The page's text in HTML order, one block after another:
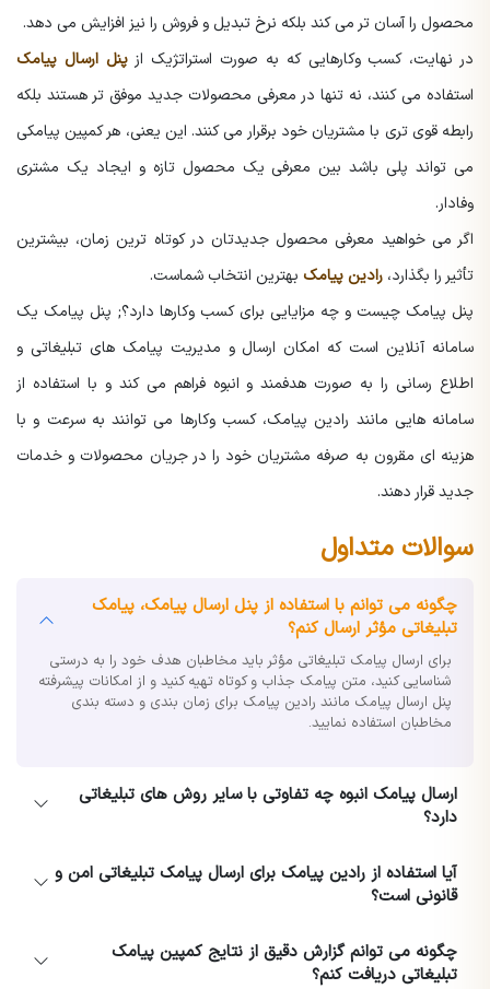
محصول را آسان تر می کند بلکه نرخ تبدیل و فروش را نیز افزایش می دهد.
در نهایت، کسب وکارهایی که به صورت استراتژیک ازپنل ارسال پیامک
استفاده می کنند، نه تنها در معرفی محصولات جدید موفق تر هستند بلکه
رابطه قوی تری با مشتریان خود برقرار می کنند. این یعنی، هر کمپین پیامکی
می تواند پلی باشد بین معرفی یک محصول تازه و ایجاد یک مشتری
وفادار.
اگر می خواهید معرفی محصول جدیدتان در کوتاه ترین زمان، بیشترین
تأثیر را بگذارد، رادین پیامک بهترین انتخاب شماست.
پنل پیامک چیست و چه مزایایی برای کسب وکارها دارد؟; پنل پیامک یک
سامانه آنلاین است که امکان ارسال و مدیریت پیامک های تبلیغاتی و
اطلاع رسانی را به صورت هدفمند و انبوه فراهم می کند و با استفاده از
سامانه هایی مانند رادین پیامک، کسب وکارها می توانند به سرعت و با
هزینه ای مقرون به صرفه مشتریان خود را در جریان محصولات و خدمات
جدید قرار دهند.
سوالات متداول
چگونه می توانم با استفاده از پنل ارسال پیامک، پیامک
تبلیغاتی مؤثر ارسال کنم؟
برای ارسال پیامک تبلیغاتی مؤثر باید مخاطبان هدف خود را به درستی
شناسایی کنید، متن پیامک جذاب و کوتاه تهیه کنید و از امکانات پیشرفته
پنل ارسال پیامک مانند رادین پیامک برای زمان بندی و دسته بندی
مخاطبان استفاده نمایید.
ارسال پیامک انبوه چه تفاوتی با سایر روش های تبلیغاتی
دارد؟
آیا استفاده از رادین پیامک برای ارسال پیامک تبلیغاتی امن و
قانونی است؟
چگونه می توانم گزارش دقیق از نتایج کمپین پیامک
تبلیغاتی دریافت کنم؟